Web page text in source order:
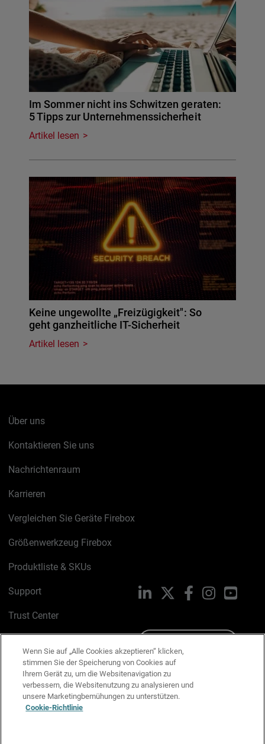
Im Sommer nicht ins Schwitzen geraten:
5 Tipps zur Unternehmenssicherheit
Artikel lesen
Keine ungewollte „Freizügigkeit": So
geht ganzheitliche IT-Sicherheit
Artikel lesen
Über uns
Kontaktieren Sie uns
Nachrichtenraum
Karrieren
Vergleichen Sie Geräte Firebox
Größenwerkzeug Firebox
Produktliste & SKUs
Support
Trust Center
Cookie-Richtlinie
Datenschutzrichtlinie
Media & Brand Kit
LinkedIn FacebookInstagram
Wenn Sie auf „Alle Cookies akzeptieren“ klicken,
stimmen Sie der Speicherung von Cookies auf
Ihrem Gerät zu, um die Websitenavigation zu
verbessern, die Websitenutzung zu analysieren und
unsere Marketingbemühungen zu unterstützen.
Cookie-Richtlinie